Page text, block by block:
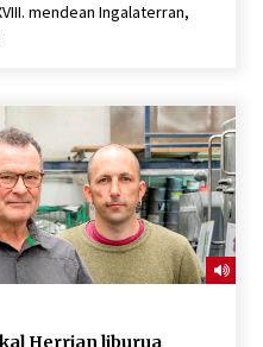
mendean Ingalaterran,
Herrian liburua